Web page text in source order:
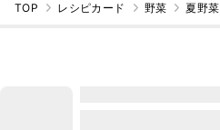
TOP レシピカード 野菜 夏野菜